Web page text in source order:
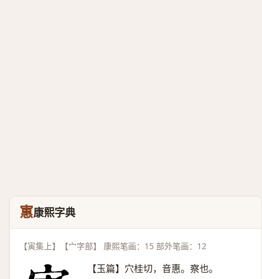
寭康熙字典
【寅集上】【宀字部】 康熙笔画：15 部外笔画：12
【玉篇】穴桂切，音惠。察也。